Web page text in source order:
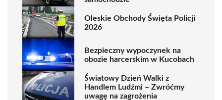
Oleskie Obchody Święta Policji
2026
Bezpieczny wypoczynek na
obozie harcerskim w Kucobach
Światowy Dzień Walki z
Handlem Ludźmi – Zwróćmy
uwagę na zagrożenia